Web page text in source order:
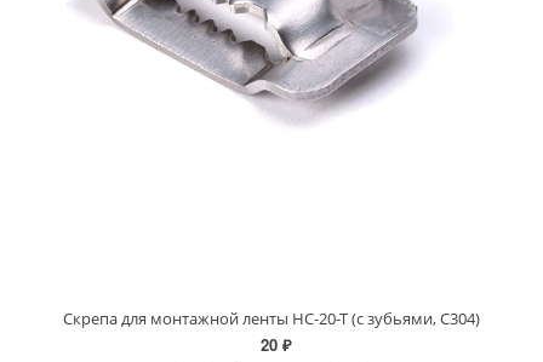
Скрепа для монтажной ленты НС-20-Т (с зубьями, C304)
20 ₽